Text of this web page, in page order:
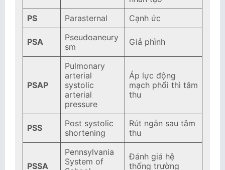
PS
Parasternal Cạnh ức
PSA
Pseudoaneury
sm
Giả phình
PSAP
Pulmonary
arterial
systolic
arterial
pressure
Áp lực động
mạch phổi thì tâm
thu
PSS
Post systolic
shortening
Rút ngắn sau tâm
thu
PSSA
Pennsylvania
System of
Đánh giá hệ
thống trường